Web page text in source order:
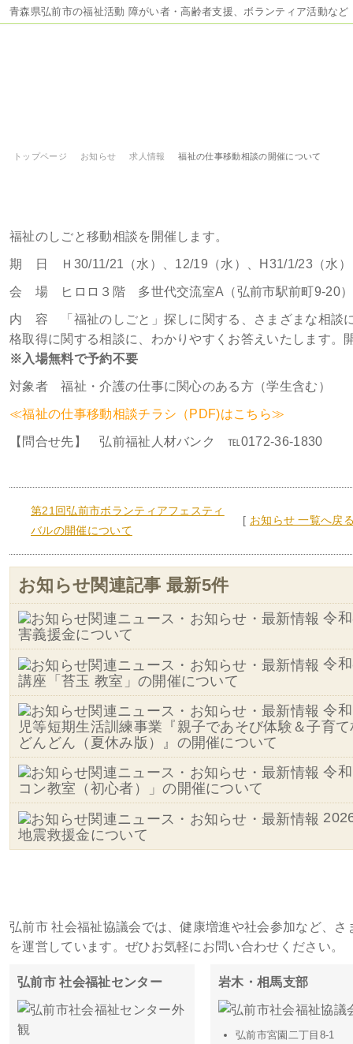
青森県弘前市の福祉活動 障がい者・高齢者支援、ボランティア活動など
トップページ お知らせ 求人情報 福祉の仕事移動相談の開催について
福祉のしごと移動相談を開催します。
期 日 Ｈ30/11/21（水）、12/19（水）、H31/1/23（水
会 場 ヒロロ３階 多世代交流室A（弘前市駅前町9-20）
内 容 「福祉のしごと」探しに関する、さまざまな相談
格取得に関する相談に、わかりやすくお答えいたします。
※入場無料で予約不要
対象者 福祉・介護の仕事に関心のある方（学生含む）
≪福祉の仕事移動相談チラシ（PDF)はこちら≫
【問合せ先】 弘前福祉人材バンク ℡0172-36-1830
第21回弘前市ボランティアフェスティ
バルの開催について
[ お知らせ 一覧へ戻
お知らせ関連記事 最新5件
令
害義援金について
令
講座「苔玉 教室」の開催について
令
児等短期生活訓練事業『親子であそび体験＆子育
どんどん（夏休み版）』の開催について
令
コン教室（初心者）」の開催について
地震救援金について
弘前市 社会福祉協議会では、健康増進や社会参加など、
を運営しています。ぜひお気軽にお問い合わせください。
弘前市 社会福祉センター 岩木・相馬支部
弘前市宮園二丁目8-1